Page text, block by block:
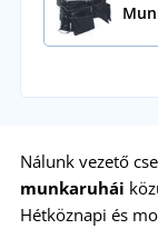
Nálunk vezető
munkaruhái
Hétköznapi és